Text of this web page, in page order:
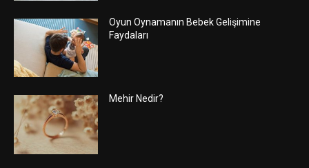
Oyun Oynamanın Bebek Gelişimine
Faydaları
Mehir Nedir?